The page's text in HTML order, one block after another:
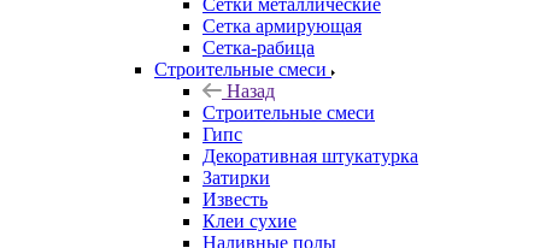
Сетки металлические
Сетка армирующая
Сетка-рабица
Строительные смеси
Назад
Строительные смеси
Гипс
Декоративная штукатурка
Затирки
Известь
Клеи сухие
Наливные полы